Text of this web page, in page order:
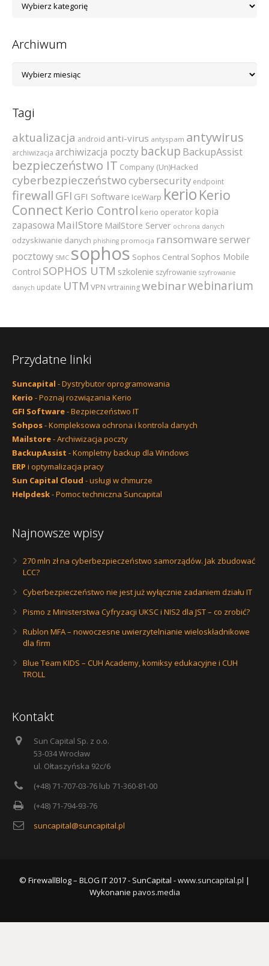
kategorii
Archiwum
Tagi
aktualizacja android anti-virus antyspam antywirus
archiwizacja archiwizacja poczty backup BackupAssist
bezpieczeństwo IT Company (Un)Hacked
cyberbezpieczeństwocybersecurity endpoint
firewall GFI GFI Software IceWarp kerio Kerio
Connect Kerio Control kerio operator kopia
zapasowa MailStore MailStore Server ochrona danych
odzyskiwanie danych phishing promocja ransomware serwer
pocztowy SMC sophos Sophos Central Sophos Mobile
Control SOPHOS UTM szkolenie szyfrowanie szyfrowanie
danych update UTM VPN vrtrainingwebinarwebinarium
Przydatne linki
Suncapital - Dystrybutor oprogramowania
Kerio - Poznaj rozwiązania Kerio
GFI Software- Bezpieczeństwo IT
Sohpos- Kompleksowa ochrona i kontrola danych
Mailstore- Archiwizacja poczty
BackupAssist - Kompletny backup dla Windows
ERP i optymalizacja pracy
Sun Capital Cloud - usługi w chmurze
Helpdesk- Pomoc techniczna Suncapital
Najnowsze wpisy
270 mln zł na cyberbezpieczeństwo samorządów. Jak zbudować
LCC?
Cyberbezpieczeństwo nie jest już wyłącznie zadaniem działu IT
Pismo z Ministerstwa Cyfryzacji UKSC i NIS2 dla JST – co zrobić?
Rublon MFA – nowoczesne uwierzytelnianie wieloskładnikowe
dla firm
Blue Team KIDS – CUH Academy, komiksy edukacyjne i CUH
TROLL
Kontakt
Sun Capital Sp. z o.o.
53-034 Wrocław
ul. Ołtaszyńska 92c/6
(+48) 71-707-03-76 lub 71-360-81-00
(+48) 71-794-93-76
suncapital@suncapital.pl
© FirewallBlog – BLOG IT 2017 - SunCapital -www.suncapital.pl |
Wykonanie pavos.media